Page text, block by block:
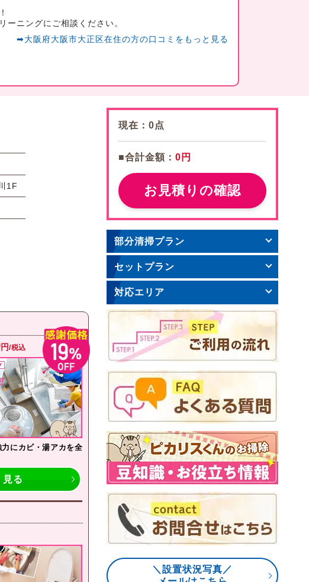
！
ニングにご相談ください。
➡大阪府大阪市大正区在住の方の口コミをもっと見る
1F
円/税込
にカビ・湯アカを全
見る
現在： 0点
■合計金額： 0円
お見積りの確認
部分清掃プラン
セットプラン
対応エリア
＼設置状況写真／